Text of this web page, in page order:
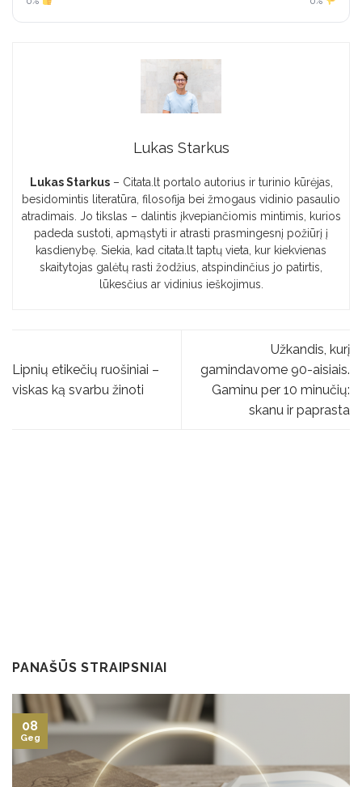
Lukas Starkus
Lukas Starkus– Citata.lt portalo autorius ir turinio kūrėjas,
besidomintis literatūra, filosofija bei žmogaus vidinio pasaulio
atradimais. Jo tikslas – dalintis įkvepiančiomis mintimis, kurios
padeda sustoti, apmąstyti ir atrasti prasmingesnį požiūrį į
kasdienybę. Siekia, kad citata.lt taptų vieta, kur kiekvienas
skaitytojas galėtų rasti žodžius, atspindinčius jo patirtis,
lūkesčius ar vidinius ieškojimus.
Lipnių etikečių ruošiniai –
viskas ką svarbu žinoti
Užkandis, kurį
gamindavome 90-aisiais.
Gaminu per 10 minučių:
skanu ir paprasta
PANAŠŪS STRAIPSNIAI
08
Geg